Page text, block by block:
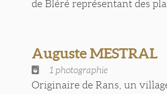
de Bléré représentant des
Auguste MESTRAL
1 photographie
Originaire de Rans, un